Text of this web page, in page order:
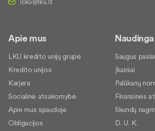
Apie mus
LKU kredito unijų grupė
Kredito unijos
Karjera
Socialinė atsakomybė
Apie mus spaudoje
Obligacijos
Naudinga
Saugus
Įkainiai
Palūkanų
Finansinės
Skundų
D. U. K.